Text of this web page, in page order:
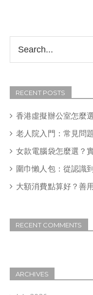
RECENT POSTS
香港虛擬辦公室怎麼
老人院入門：常見問
女款電腦袋怎麼選？
圍巾懶人包：從認識
大額消費點算好？善
RECENT COMMENTS
ARCHIVES